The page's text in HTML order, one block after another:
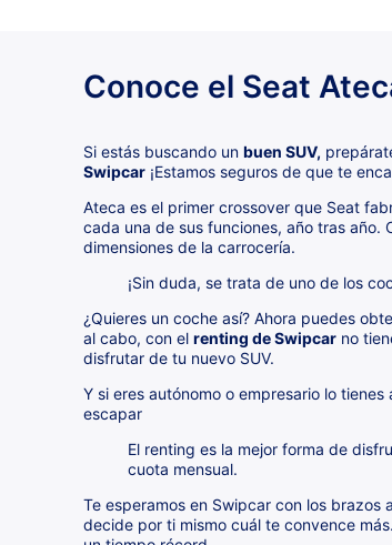
Conoce el Seat
Si estás buscando un buen SUV,
Swipcar ¡Estamos seguros de que te
Ateca es el primer crossover que Seat
cada una de sus funciones, año tras año.
dimensiones de la carrocería.
¡Sin duda, se trata de uno de los
¿Quieres un coche así? Ahora puedes
al cabo, con el renting de Swipcar no
disfrutar de tu nuevo SUV.
Y si eres autónomo o empresario lo
escapar
El renting es la mejor forma de
cuota mensual.
Te esperamos en Swipcar con los brazos
decide por ti mismo cuál te convence